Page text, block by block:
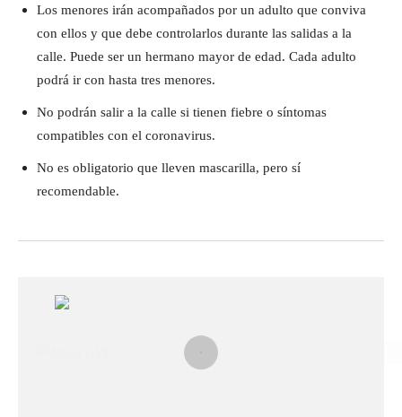
Los menores irán acompañados por un adulto que conviva
con ellos y que debe controlarlos durante las salidas a la
calle. Puede ser un hermano mayor de edad. Cada adulto
podrá ir con hasta tres menores.
No podrán salir a la calle si tienen fiebre o síntomas
compatibles con el coronavirus.
No es obligatorio que lleven mascarilla, pero sí
recomendable.